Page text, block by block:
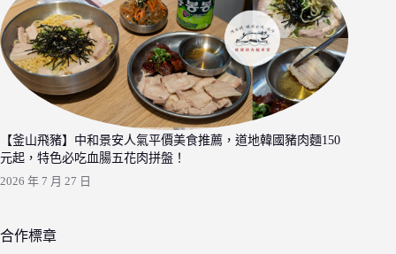
【釜山飛豬】中和景安人氣平價美食推薦，道地韓國豬肉麵150
元起，特色必吃血腸五花肉拼盤！
2026 年 7 月 27 日
合作標章